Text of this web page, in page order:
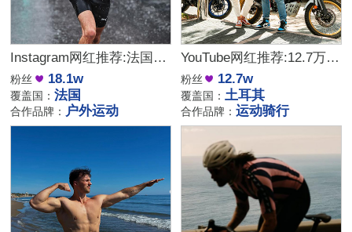
Instagram网红推荐:法国户外运动类达人,适合带货运动装备和营养补给
粉丝 18.1w
覆盖国：法国
合作品牌： 户外运动
YouTube网红推荐:12.7万粉丝土耳其骑行海外达人，适合骑行装备品牌合
粉丝 12.7w
覆盖国： 土耳其
合作品牌：运动骑行